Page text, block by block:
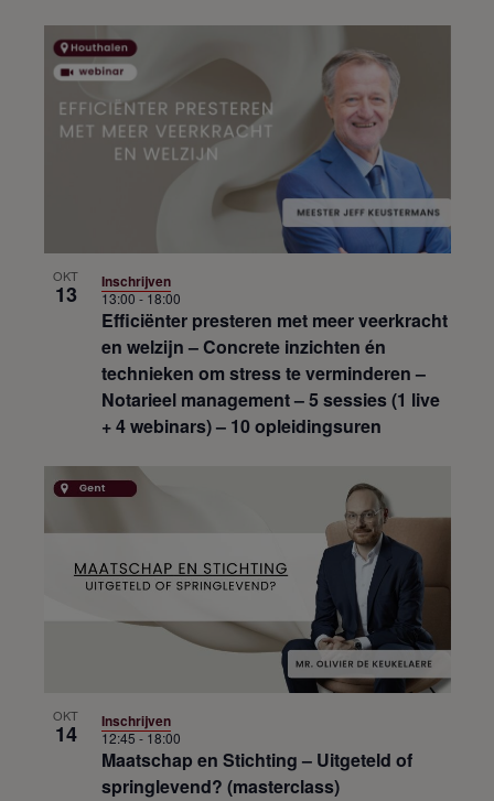
OKT
13
Efficiënter presteren met meer veerkracht
en welzijn – Concrete inzichten én
technieken om stress te verminderen –
Notarieel management – 5 sessies (1 live
+ 4 webinars) – 10 opleidingsuren
13:00-18:00
Inschrijven
OKT
14
Maatschap en Stichting – Uitgeteld of
springlevend? (masterclass)
12:45-18:00
Inschrijven